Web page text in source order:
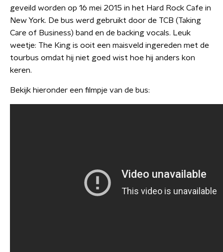
geveild worden op 16 mei 2015 in het Hard Rock Cafe in
New York. De bus werd gebruikt door de TCB (Taking
Care of Business) band en de backing vocals. Leuk
weetje: The King is ooit een maisveld ingereden met de
tourbus omdat hij niet goed wist hoe hij anders kon
keren.
Bekijk hieronder een filmpje van de bus: